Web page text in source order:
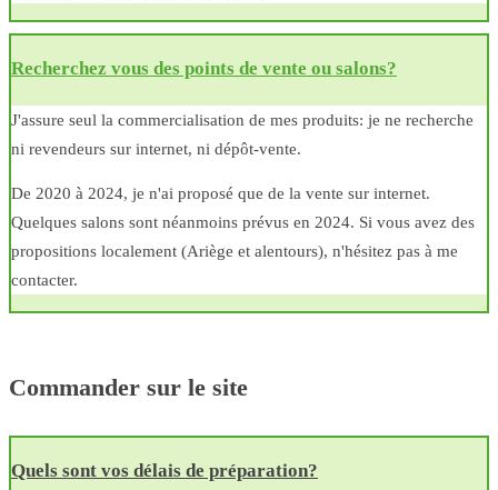
Recherchez vous des points de vente ou salons?
J'assure seul la commercialisation de mes produits: je ne recherche
ni revendeurs sur internet, ni dépôt-vente.
De 2020 à 2024, je n'ai proposé que de la vente sur internet.
Quelques salons sont néanmoins prévus en 2024. Si vous avez des
propositions localement (Ariège et alentours), n'hésitez pas à me
contacter.
Commander sur le site
Quels sont vos délais de préparation?